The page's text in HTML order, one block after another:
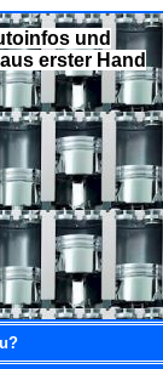
und
erster Hand